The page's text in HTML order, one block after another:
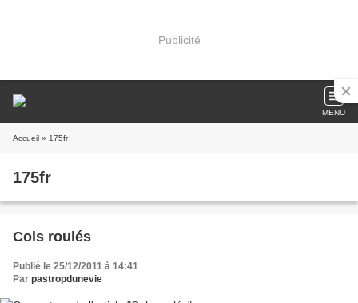
Publicité
MENU
Accueil » 175fr
175fr
Cols roulés
Publié le 25/12/2011 à 14:41
Par pastropdunevie